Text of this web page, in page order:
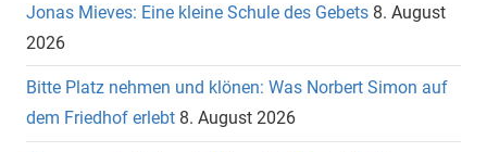
Jonas Mieves: Eine kleine Schule des Gebets 8. August
2026
Bitte Platz nehmen und klönen: Was Norbert Simon auf
dem Friedhof erlebt 8. August 2026